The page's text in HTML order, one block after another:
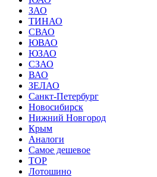
ЗАО
ТИНАО
СВАО
ЮВАО
ЮЗАО
СЗАО
ВАО
ЗЕЛАО
Санкт-Петербург
Новосибирск
Нижний Новгород
Крым
Аналоги
Самое дешевое
TOP
Лотошино